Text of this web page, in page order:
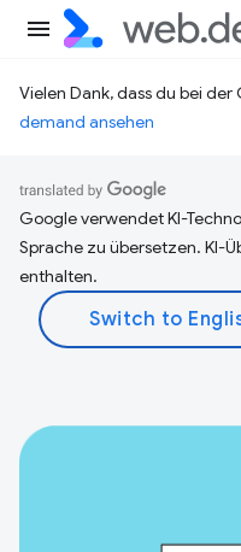
Vielen Dank, dass du bei
demand ansehen
Google verwendet KI-
Sprache zu übersetzen. KI-
enthalten.